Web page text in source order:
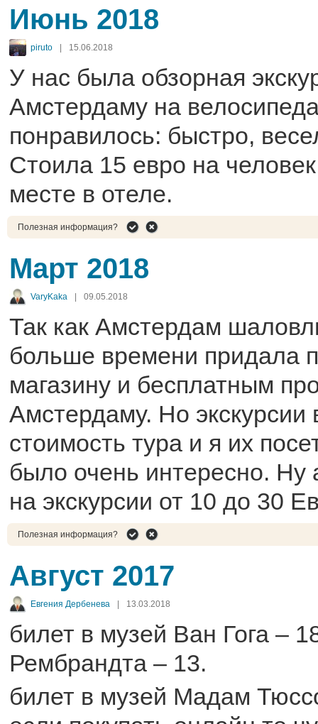
Июнь 2018
piruto | 15.06.2018
У нас была обзорная
Амстердаму на
понравилось: быстро,
Стоила 15 евро на
месте в отеле.
Полезная информация?
Март 2018
VaryKaka | 09.05.2018
Так как Амстердам
больше времени придала
магазину и бесплатным
Амстердаму. Но экскурсии
стоимость тура и я их
было очень интересно. Ну
на экскурсии от 10 до 30
Полезная информация?
Август 2017
Евгения Дербенева | 13.03.2018
билет в музей Ван Гога –
Рембрандта – 13.
билет в музей Мадам